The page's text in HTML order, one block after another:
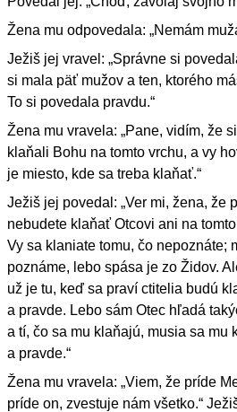
Žena mu odpovedala: „Nemám
Ježiš jej vravel: „Správne si
si mala päť mužov a ten, ktorého
To si povedala pravdu.“
Žena mu vravela: „Pane, vidím, že
klaňali Bohu na tomto vrchu, a vy
je miesto, kde sa treba klaňať.“
Ježiš jej povedal: „Ver mi, žena, že
nebudete klaňať Otcovi ani na
Vy sa klaniate tomu, čo nepoznáte;
poznáme, lebo spása je zo Židov.
už je tu, keď sa praví ctitelia budú
a pravde. Lebo sám Otec hľadá
a tí, čo sa mu klaňajú, musia sa mu
a pravde.“
Žena mu vravela: „Viem, že príde
príde on, zvestuje nám všetko.“